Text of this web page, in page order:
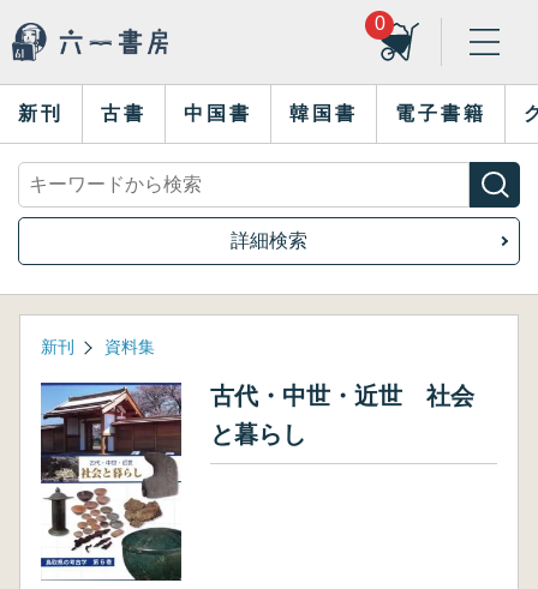
0
新刊 古書 中国書 韓国書 電子書籍
詳細検索
新刊 資料集
古代・中世・近世 社会
と暮らし